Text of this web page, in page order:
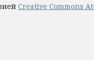
Creative Commons